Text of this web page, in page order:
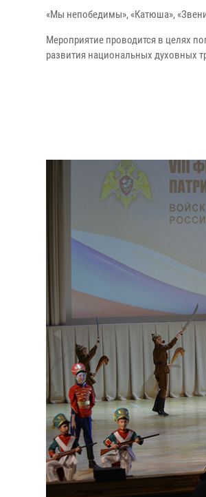
«Мы непобедимы», «Катюша»,
Мероприятие проводится в целях
развития национальных духовных